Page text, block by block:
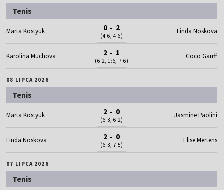
Tenis
Marta Kostyuk 0 - 2
(4:6, 4:6)
Linda Noskova
Karolina Muchova 2 - 1
(6:2, 1:6, 7:6)
Coco Gauff
08 LIPCA 2026
Tenis
Marta Kostyuk 2 - 0
(6:3, 6:2)
Jasmine Paolini
Linda Noskova 2 - 0
(6:3, 7:5)
Elise Mertens
07 LIPCA 2026
Tenis